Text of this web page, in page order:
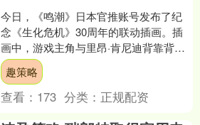
今日，《鸣潮》日本官推账号发布了纪
念《生化危机》30周年的联动插画。插
画中，游戏主角与里昂·肯尼迪背靠背而
立，酷劲十足。 据悉，《鸣潮》曾在3.3
版本前瞻直播中....
趣策略
查看： 173 分类： 正规配资